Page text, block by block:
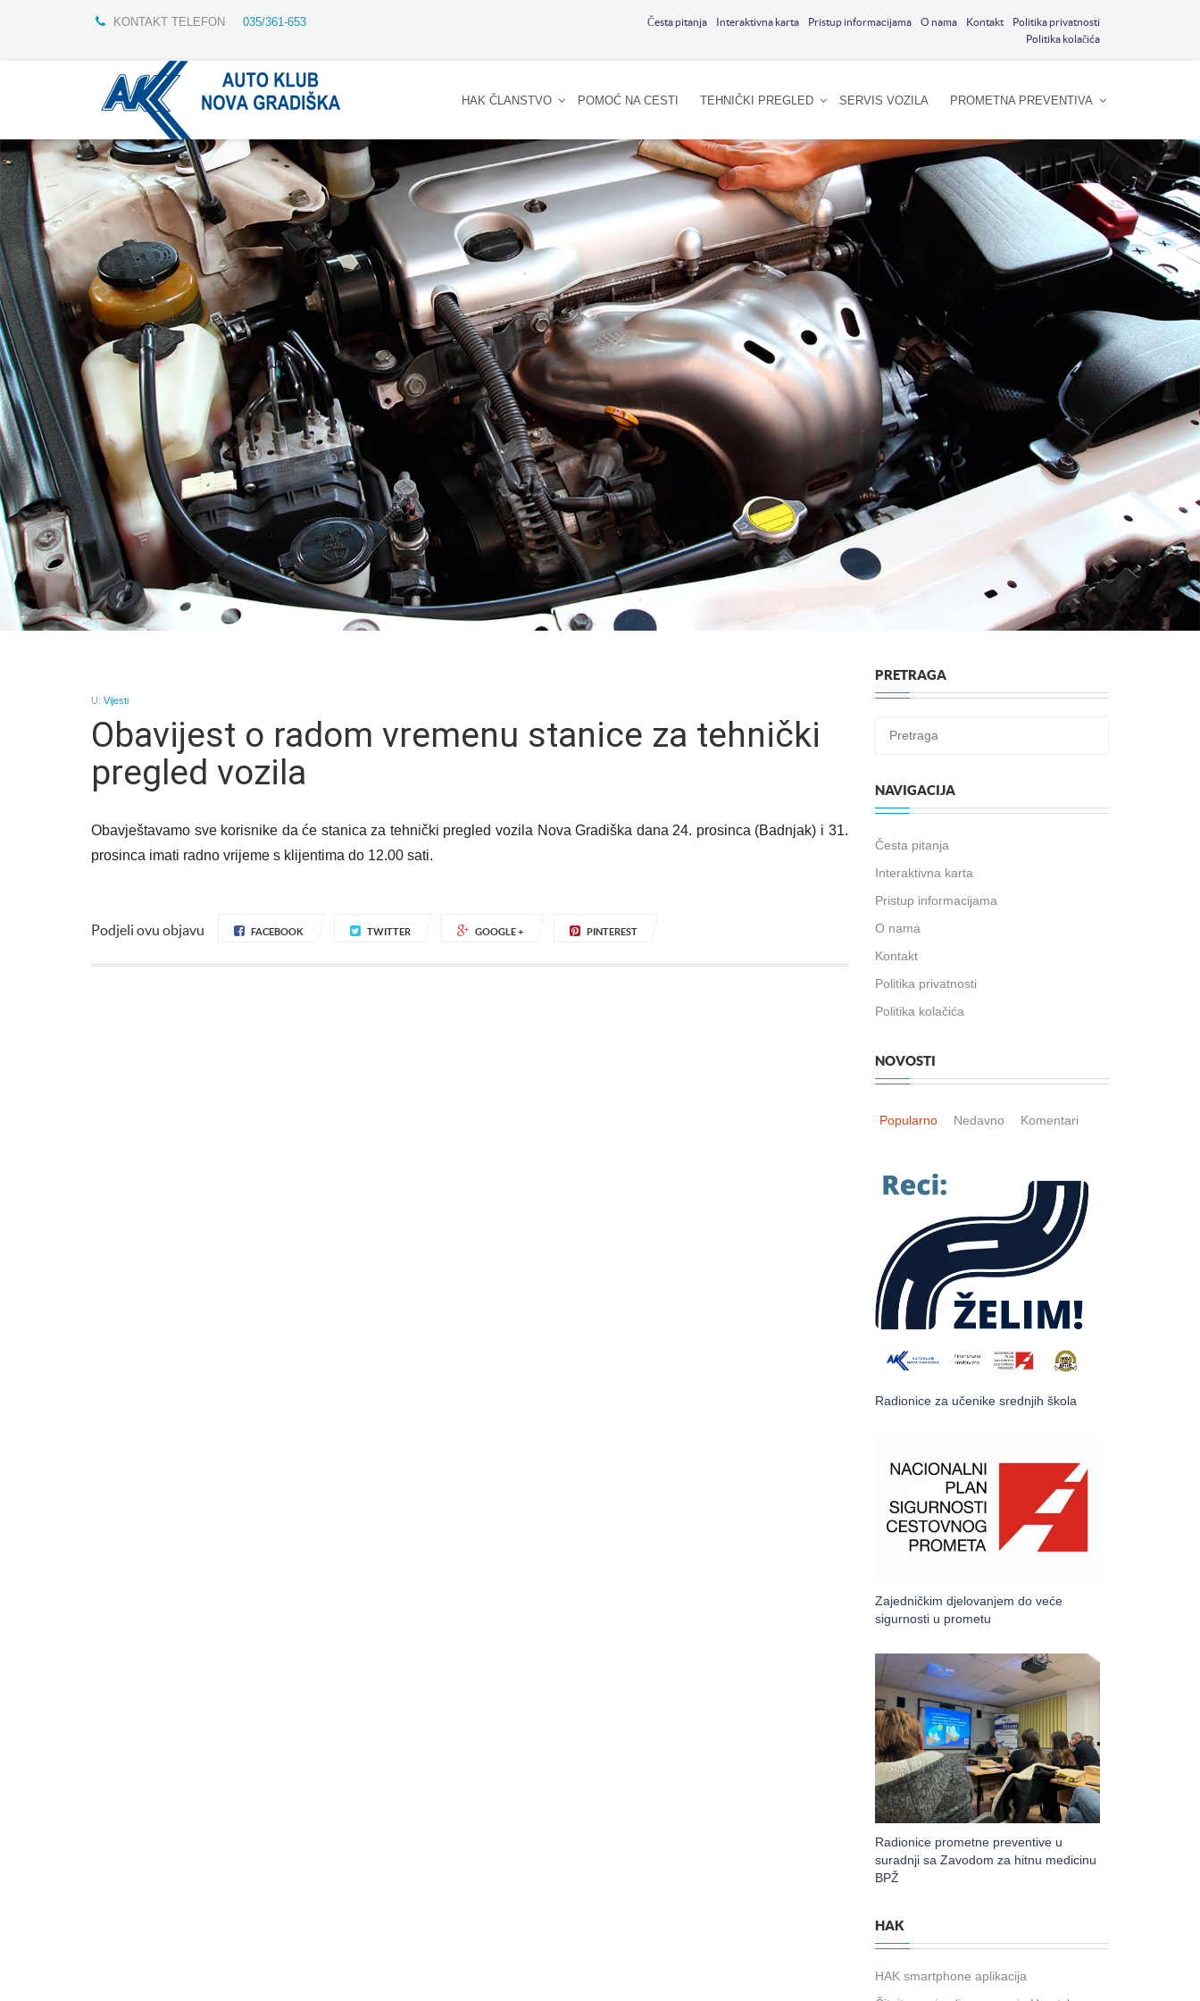
KONTAKT TELEFON 035/361-653 Česta pitanja Interaktivna karta Pristup informacijama O nama Kontakt
Politika privatnosti
Politika kolačića
HAK ČLANSTVO POMOĆ NA CESTI TEHNIČKI PREGLED SERVIS VOZILA PROMETNA PREVENTIVA
U: Vijesti
Obavijest o radom vremenu stanice za tehnički
pregled vozila
Obavještavamo sve korisnike da će stanica za tehnički pregled vozila Nova Gradiška dana 24. prosinca (Badnjak) i 31.
prosinca imati radno vrijeme s klijentima do 12.00 sati.
Podjeli ovu objavu FACEBOOK TWITTER GOOGLE + PINTEREST
PRETRAGA
NAVIGACIJA
Česta pitanja
Interaktivna karta
Pristup informacijama
O nama
Kontakt
Politika privatnosti
Politika kolačića
NOVOSTI
Popularno Nedavno Komentari
Radionice za učenike srednjih škola
Zajedničkim djelovanjem do veće
sigurnosti u prometu
Radionice prometne preventive u
suradnji sa Zavodom za hitnu medicinu
BPŽ
HAK
HAK smartphone aplikacija